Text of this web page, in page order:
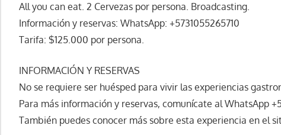
All you can eat. 2 Cervezas por persona. Broadcasting.
Información y reservas: WhatsApp: +5731055265710
Tarifa: $125.000 por persona.
INFORMACIÓN Y RESERVAS
No se requiere ser huésped para vivir las experiencias
Para más información y reservas, comunícate al WhatsApp
También puedes conocer más sobre esta experiencia en el